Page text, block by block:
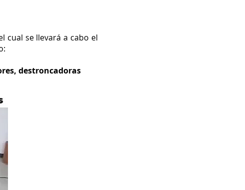
cual se llevará a cabo el
destroncadoras